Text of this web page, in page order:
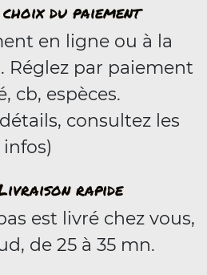
du paiement
en ligne ou à la
Réglez par paiement
cb, espèces.
consultez les
infos)
rapide
est livré chez vous,
de 25 à 35 mn.